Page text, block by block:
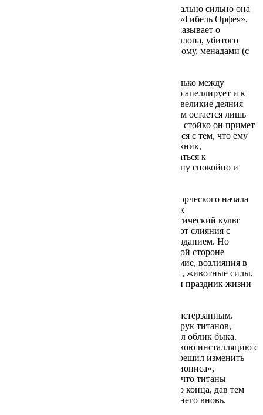
предопределенности судьбы героя. Максимально сильно она
раскрывается в знаковой для автора работе «Гибель Орфея».
Это эпизод из древнегреческого мифа рассказывает о
растерзанном поэте, служителе культа Аполлона, убитого
отвергнутыми им вакханками, или, по другому, менадами (с
Нурлан Тайиров проводит параллель не только между
античным образом и судьбой художника, но апеллирует и к
современному человеку. Жизнь, подвиги и великие деяния
заведомо предначертаны судьбой. Открытым остается лишь
вопрос: как герой будет нести эту ношу, как стойко он примет
все жизненные обстоятельства, как справится с тем, что ему
отмерено. Точно также, подчеркивает художник,
современному человеку нужно прислушиваться к
окружающему миру и принимать его картину спокойно и
От аполлонического упорядочивающего творческого начала
нить повествования о судьбе героя тянется к
противоположному, дионисийскому. Экстатический культ
Диониса черпал чувственное вдохновение от слияния с
природой, божественного единения с мирозданием. Но
бивалентность этого образа позволяет темной стороне
проявить себя. Эйфория перерастает в безумие, возлияния в
честь божества превращаются в вакханалии, животные силы,
таящиеся в человеке, вырываются наружу, и праздник жизни
Но и сам Дионис не избежал участи быть растерзанным.
Греческий миф гласит, что пострадал он от рук титанов,
которые разорвали его тело, когда он принял облик быка.
Поэтому первоначально художник назвал свою инсталляцию с
черепом животного «Гибель Диониса», но решил изменить
название в последний момент на «Древо Диониса»,
метафорично намекая зрителю на тот факт, что титаны
оставили сердце героя, уничтожив его не до конца, дав тем
самым возможность жизни прорости через него вновь.